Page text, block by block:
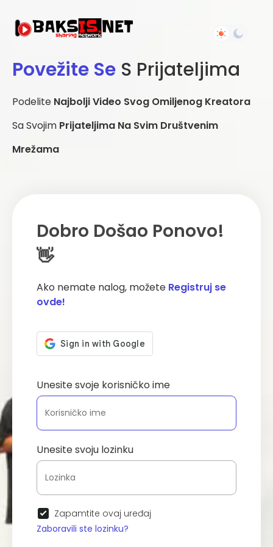
Povežite Se S Prijateljima
Podelite Najbolji Video Svog Omiljenog Kreatora
Sa Svojim Prijateljima Na Svim Društvenim
Mrežama
Dobro Došao Ponovo!
👋
Ako nemate nalog, možete Registruj se
ovde!
Unesite svoje korisničko ime
Unesite svoju lozinku
Zapamtite ovaj uređaj
Zaboravili ste lozinku?